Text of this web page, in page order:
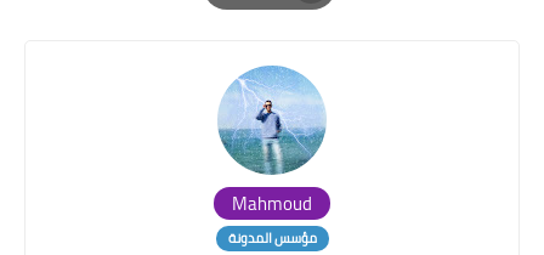
Print
Mahmoud
مؤسس المدونة